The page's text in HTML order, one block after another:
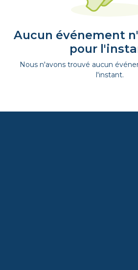
Aucun événement
pour
Nous n'avons trouvé aucun
l'instant.